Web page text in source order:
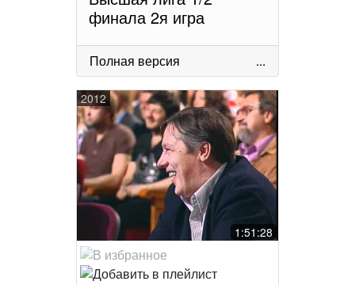
финала 2я игра
Полная версия ...
2012
1:51:28